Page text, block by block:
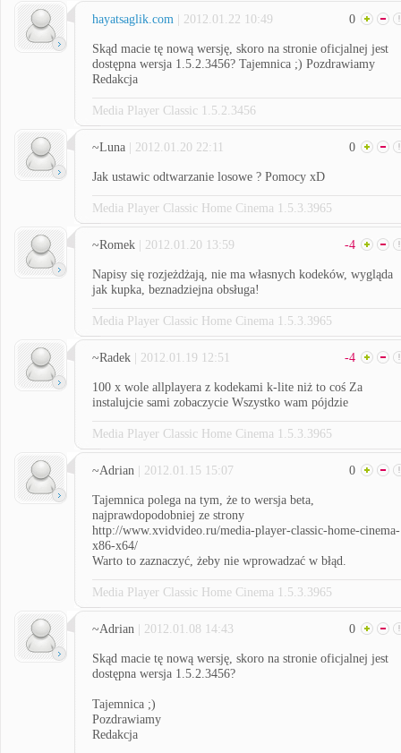
hayatsaglik.com | 2012.01.22 10:49 0
Skąd macie tę nową wersję, skoro na stronie oficjalnej jest
dostępna wersja 1.5.2.3456? Tajemnica ;) Pozdrawiamy
Redakcja
Media Player Classic 1.5.2.3456
~Luna | 2012.01.20 22:11 0
Jak ustawic odtwarzanie losowe ? Pomocy xD
Media Player Classic Home Cinema 1.5.3.3965
~Romek | 2012.01.20 13:59 -4
Napisy się rozjeżdżają, nie ma własnych kodeków, wygląda
jak kupka, beznadziejna obsługa!
Media Player Classic Home Cinema 1.5.3.3965
~Radek | 2012.01.19 12:51 -4
100 x wole allplayera z kodekami k-lite niż to coś Za
instalujcie sami zobaczycie Wszystko wam pójdzie
Media Player Classic Home Cinema 1.5.3.3965
~Adrian | 2012.01.15 15:07 0
Tajemnica polega na tym, że to wersja beta,
najprawdopodobniej ze strony
http://www.xvidvideo.ru/media-player-classic-home-cinema-
x86-x64/
Warto to zaznaczyć, żeby nie wprowadzać w błąd.
Media Player Classic Home Cinema 1.5.3.3965
~Adrian | 2012.01.08 14:43 0
Skąd macie tę nową wersję, skoro na stronie oficjalnej jest
dostępna wersja 1.5.2.3456?
Tajemnica ;)
Pozdrawiamy
Redakcja